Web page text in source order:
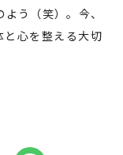
う（笑）。今、
心を整える大切